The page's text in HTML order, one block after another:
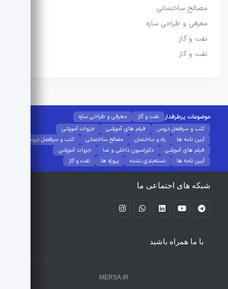
مصالح ساختمانی
معرفی و طراحی سازه
نفت و گاز
نفت و گاز
موضوعات پرطرفدار نفت و گاز
معرفی و طراحی سازه
کتب و سرفصل دروس
فیلم های آموزشی
جزوات آموزشی
آیین نامه ها
راه و ساختمان مصالح ساختمانی
کتب و سرفصل دروس
فیلم های آموزشی
دکوراسیون داخلی و نما
جزوات آموزشی
آیین نامه ها
دسته‌بندی نشده پروژه ها نفت و گاز
شبکه های اجتماعی ما
با ما همراه باشید
MERSA.IR